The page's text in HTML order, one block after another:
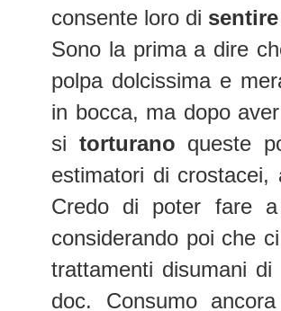
consente loro di
Sono la prima a dire
polpa dolcissima e
in bocca, ma dopo
si torturano queste
estimatori di crostacei,
Credo di poter fare
considerando poi che
trattamenti disumani di
doc. Consumo